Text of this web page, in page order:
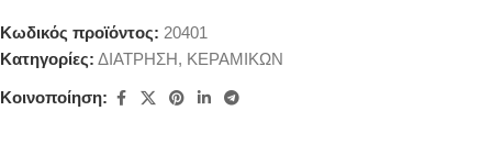
Κωδικός προϊόντος: 20401
Κατηγορίες: ΔΙΑΤΡΗΣΗ, ΚΕΡΑΜΙΚΩΝ
Κοινοποίηση: